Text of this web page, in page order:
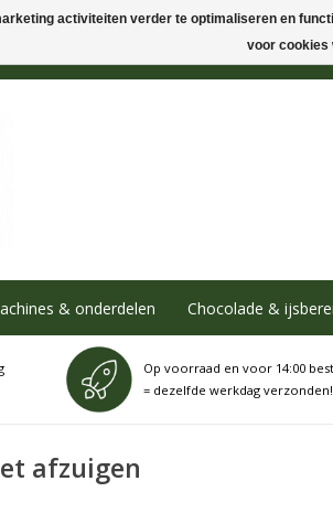
& onderdelen Chocolade &
Op voorraad en voor 14:00
= dezelfde werkdag verzonden!
afzuigen
activiteiten verder te optimaliseren en
voor cookies